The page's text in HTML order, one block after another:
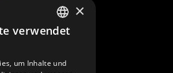
SWEDISH
×
verwendet
um Inhalte und